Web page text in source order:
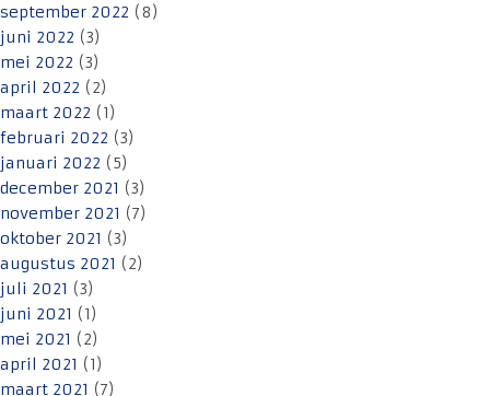
september 2022 (8)
juni 2022 (3)
mei 2022 (3)
april 2022 (2)
maart 2022 (1)
februari 2022 (3)
januari 2022 (5)
december 2021 (3)
november 2021 (7)
oktober 2021 (3)
augustus 2021 (2)
juli 2021 (3)
juni 2021 (1)
mei 2021 (2)
april 2021 (1)
maart 2021 (7)